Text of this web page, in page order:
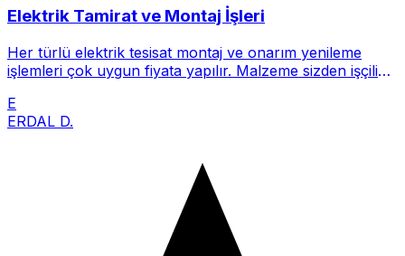
Elektrik Tamirat ve Montaj İşleri
Her türlü elektrik tesisat montaj ve onarım yenileme
işlemleri çok uygun fiyata yapılır. Malzeme sizden işçilik
E
ERDAL D.